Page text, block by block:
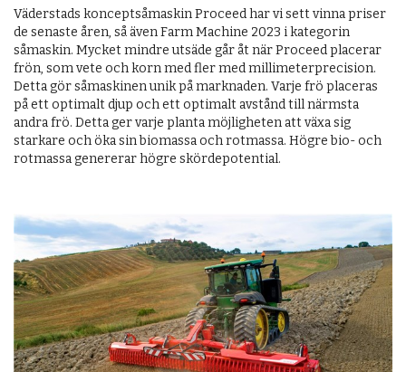
Väderstads konceptsåmaskin Proceed har vi sett vinna priser
de senaste åren, så även Farm Machine 2023 i kategorin
såmaskin. Mycket mindre utsäde går åt när Proceed placerar
frön, som vete och korn med fler med millimeterprecision.
Detta gör såmaskinen unik på marknaden. Varje frö placeras
på ett optimalt djup och ett optimalt avstånd till närmsta
andra frö. Detta ger varje planta möjligheten att växa sig
starkare och öka sin biomassa och rotmassa. Högre bio- och
rotmassa genererar högre skördepotential.